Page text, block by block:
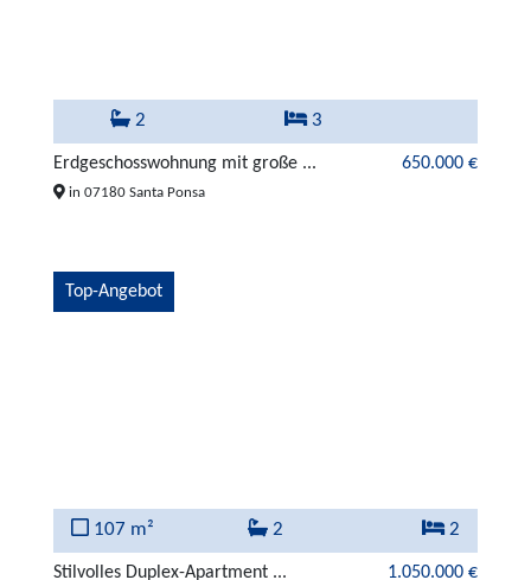
2 3
Erdgeschosswohnung mit große ... 650.000 €
in 07180 Santa Ponsa
Top-Angebot
107 m² 2 2
Stilvolles Duplex-Apartment ... 1.050.000 €